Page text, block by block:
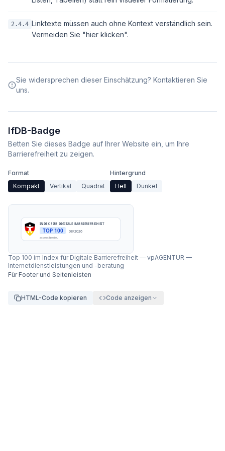
2.4.4 Linktexte müssen auch ohne Kontext verständlich sein.
Vermeiden Sie "hier klicken".
Sie widersprechen dieser Einschätzung? Kontaktieren Sie
uns.
IfDB-Badge
Betten Sie dieses Badge auf Ihrer Website ein, um Ihre
Barrierefreiheit zu zeigen.
Format
Kompakt
Vertikal Quadrat
Hintergrund
Hell
Dunkel
INDEX FÜR DIGITALE BARRIEREFREIHEIT
TOP 100 08/2026
accessibleai.eu
Top 100 im Index für Digitale Barrierefreiheit — vpAGENTUR —
Internetdienstleistungen und -beratung
Für Footer und Seitenleisten
HTML-Code kopieren Code anzeigen